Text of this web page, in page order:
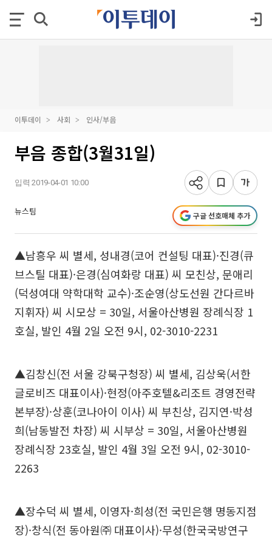
이투데이 사회 인사/부음
부음 종합(3월31일)
입력 2019-04-01 10:00
뉴스팀 구글 선호매체 추가
▲남흥우 씨 별세, 성내경(코어 컨설팅 대표)·진경(큐
브스틸 대표)·은경(심여화랑 대표) 씨 모친상, 문애리
(덕성여대 약학대학 교수)·조순영(상도선원 간다르바
지휘자) 씨 시모상 = 30일, 서울아산병원 장례식장 1
호실, 발인 4월 2일 오전 9시, 02-3010-2231
▲김창신(전 서울 강북구청장) 씨 별세, 김상욱(서한
글로비즈 대표이사)·현정(아주호텔&리조트 경영전략
본부장)·상훈(코나아이 이사) 씨 부친상, 김지연·박성
희(남동발전 차장) 씨 시부상 = 30일, 서울아산병원
장례식장 23호실, 발인 4월 3일 오전 9시, 02-3010-
2263
▲장수덕 씨 별세, 이영자·희성(전 국민은행 명동지점
장)·창식(전 동아원㈜ 대표이사)·무성(한국국방연구